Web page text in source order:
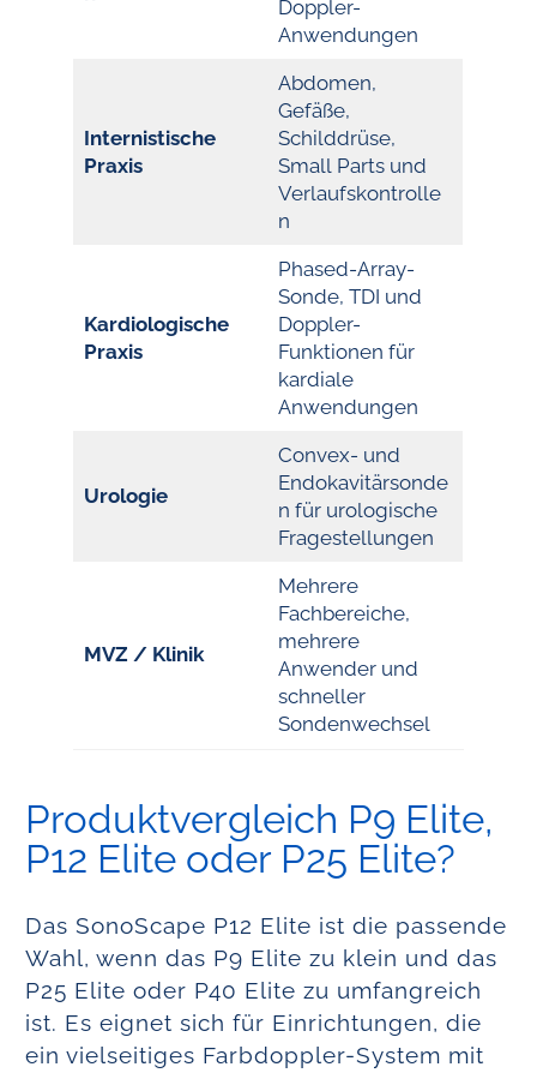
Doppler-
Anwendungen
Internistische
Praxis
Abdomen,
Gefäße,
Schilddrüse,
Small Parts und
Verlaufskontrolle
n
Kardiologische
Praxis
Phased-Array-
Sonde, TDI und
Doppler-
Funktionen für
kardiale
Anwendungen
Urologie
Convex- und
Endokavitärsonde
n für urologische
Fragestellungen
MVZ / Klinik
Mehrere
Fachbereiche,
mehrere
Anwender und
schneller
Sondenwechsel
Produktvergleich P9 Elite,
P12 Elite oder P25 Elite?
Das SonoScape P12 Elite ist die passende
Wahl, wenn das P9 Elite zu klein und das
P25 Elite oder P40 Elite zu umfangreich
ist. Es eignet sich für Einrichtungen, die
ein vielseitiges Farbdoppler-System mit